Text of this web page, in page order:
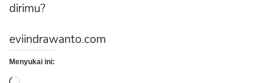
dirimu?
eviindrawanto.com
Menyukai ini: